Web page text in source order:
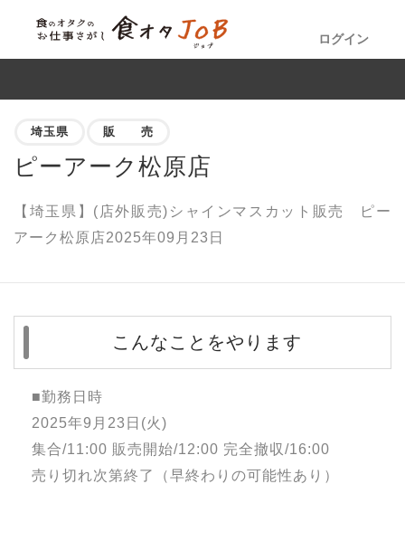
ログイン
埼玉県 販 売
ピーアーク松原店
【埼玉県】(店外販売)シャインマスカット販売 ピー
アーク松原店2025年09月23日
こんなことをやります
■勤務日時
2025年9月23日(火)
集合/11:00 販売開始/12:00 完全撤収/16:00
売り切れ次第終了（早終わりの可能性あり）